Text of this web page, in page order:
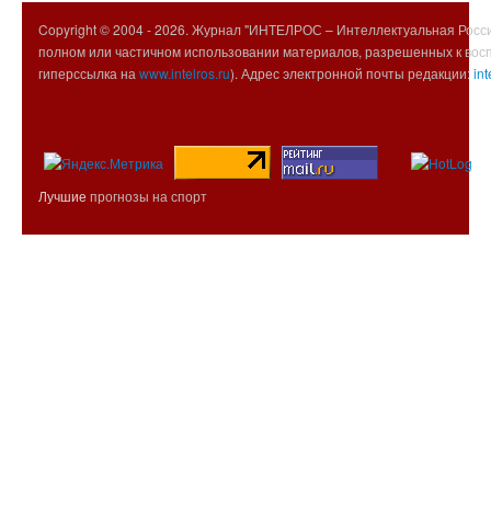
Copyright © 2004 -2026. Журнал "ИНТЕЛРОС – Интеллектуальная
полном или частичном использовании материалов, разрешенных к
гиперссылка на www.intelros.ru). Адрес электронной почты редакции:
Лучшие прогнозы на спорт